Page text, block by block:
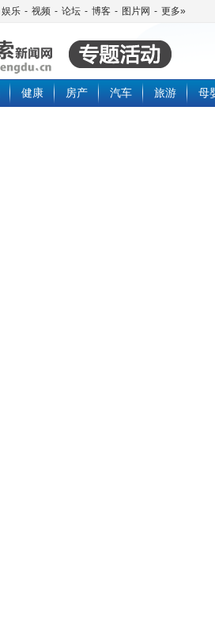
娱乐 - 视频 - 论坛 - 博客 - 图片网 - 更多»
健康 房产 汽车 旅游 母